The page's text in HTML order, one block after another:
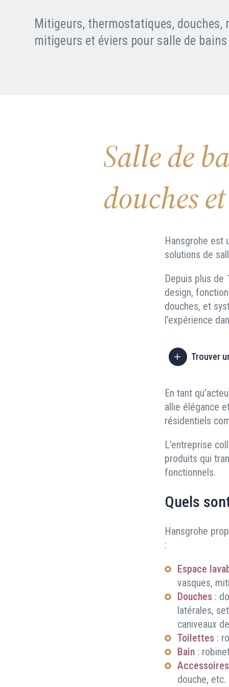
FAQ
Mitigeurs, thermostatiques, douches,
mitigeurs et éviers pour salle de
Salle de
douches
Hansgrohe est
solutions de
Depuis plus de
design,
douches, et
l’expérience
Trouver
En tant
allie élégance
résidentiels
L’entreprise
produits qui
fonctionnels.
Quels
Hansgrohe
:
Espace
vasques,
Douches :
latérales,
caniveaux
Toilettes :
Bain :
Accessoires
douche, etc.